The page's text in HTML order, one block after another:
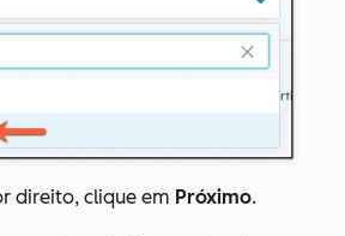
direito, clique em Próximo.